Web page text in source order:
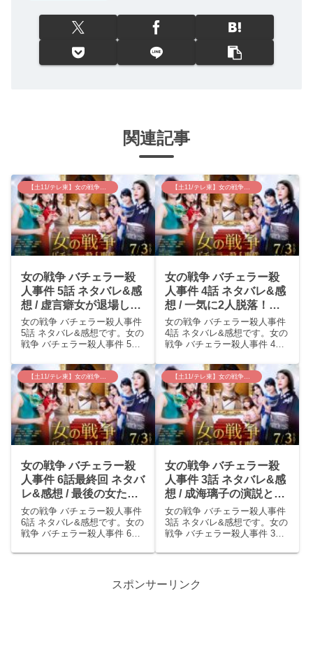
関連記事
【土11/テレ東】女の戦争~バチェラー殺人事件
女の戦争 バチェラー殺
人事件 5話 ネタバレ&感
想 / 虚言癖女が退場し、
若菜は哲也との因縁を告
白！
女の戦争 バチェラー殺人事件
5話 ネタバレ&感想です。女の
戦争 バチェラー殺人事件 5話
看護師をしていて、余命いく
ばくもない伊藤という患者か
ら殺して欲しいと何度も頼ま
れ、麻酔を規定より少し増や
して殺し、「あ...
【土11/テレ東】女の戦争~バチェラー殺人事件
女の戦争 バチェラー殺
人事件 4話 ネタバレ&感
想 / 一気に2人脱落！謎
の伏線も一気にちらつか
せの回。
女の戦争 バチェラー殺人事件
4話 ネタバレ&感想です。女の
戦争 バチェラー殺人事件 4話
玲奈)、嶋田理恵(北原里英)、
一ノ瀬りお(寺本莉緒)と哲也
(古川雄大)の４人はテーマパー
クを貸し切りデートすること
になっ...
女の戦争 バチェラー殺
人事件 6話最終回 ネタバ
レ&感想 / 最後の女たち
の怪しい行動は全部意味
ナシ？？ただただ哲也王
子はかわいそう。
女の戦争 バチェラー殺人事件
6話 ネタバレ&感想です。女の
戦争 バチェラー殺人事件 6話
の1人を選ぶ収録の日、河原麗
いなくなった。哲也が麗奈を
見つけると、「…かおり？」
【土11/テレ東】女の戦争~バチェラー殺人事件
女の戦争 バチェラー殺
人事件 3話 ネタバレ&感
想 / 成海璃子の演説と北
原里英の顔芸と尾碕真花
のクソッ( ﾟДﾟ)
女の戦争 バチェラー殺人事件
3話 ネタバレ&感想です。女の
戦争 バチェラー殺人事件 3話
暴露タイムが終わり、2人目の
は「女性はもっと強くなけれ
ば！」と持論を演説しまく
スポンサーリンク